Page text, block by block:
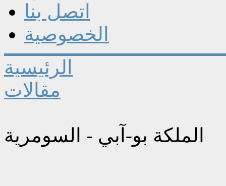
اتصل بنا
الخصوصية
الرئيسية
مقالات
الملكة بو-آبي - السومرية